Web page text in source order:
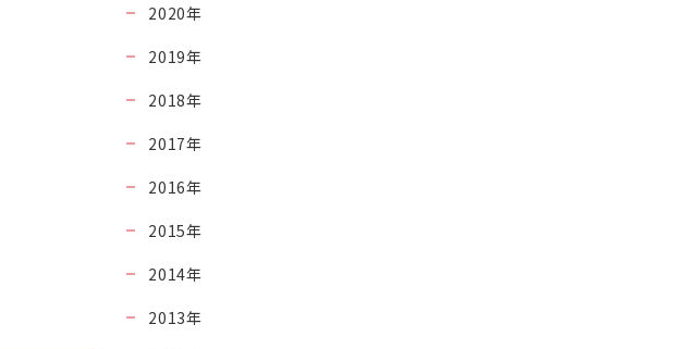
2020年
2019年
2018年
2017年
2016年
2015年
2014年
2013年